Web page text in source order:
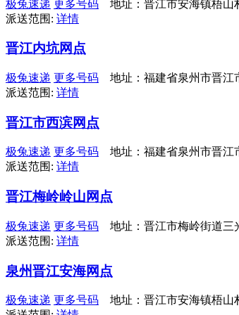
极兔速递 更多号码 地址：晋江市安海镇梧山
派送范围: 详情
晋江内坑网点
极兔速递 更多号码 地址：福建省泉州市晋江
派送范围: 详情
晋江市西滨网点
极兔速递 更多号码 地址：福建省泉州市晋江
派送范围: 详情
晋江梅岭岭山网点
极兔速递 更多号码 地址：晋江市梅岭街道三
派送范围: 详情
泉州晋江安海网点
极兔速递 更多号码 地址：晋江市安海镇梧山